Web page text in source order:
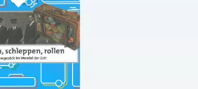
und wie hat das alles Platz?